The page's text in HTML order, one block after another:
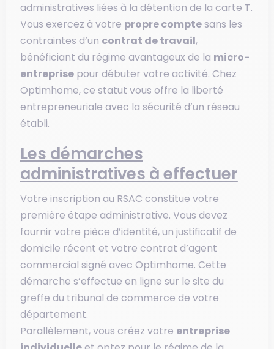
administratives liées à la détention de la carte T.
Vous exercez à votre propre comptesans les
contraintes d’un contrat de travail,
bénéficiant du régime avantageux de la micro-
entreprisepour débuter votre activité. Chez
Optimhome, ce statut vous offre la liberté
entrepreneuriale avec la sécurité d’un réseau
établi.
Les démarches
administratives à effectuer
Votre inscription au RSAC constitue votre
première étape administrative. Vous devez
fournir votre pièce d’identité, un justificatif de
domicile récent et votre contrat d’agent
commercial signé avec Optimhome. Cette
démarche s’effectue en ligne sur le site du
greffe du tribunal de commerce de votre
département.
Parallèlement, vous créez votre entreprise